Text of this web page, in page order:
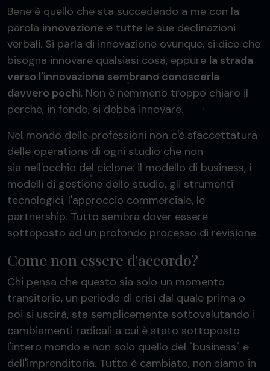
Bene è quello che sta succedendo a me con la
parola innovazione e tutte le sue declinazioni
verbali. Si parla di innovazione ovunque, si dice che
bisogna innovare qualsiasi cosa, eppure la strada
verso l'innovazione sembrano conoscerla
davvero pochi. Non è nemmeno troppo chiaro il
perché, in fondo, si debba innovare.
Nel mondo delle professioni non c'è sfaccettatura
delle operations di ogni studio che non
sia nell'occhio del ciclone: il modello di business, i
modelli di gestione dello studio, gli strumenti
tecnologici, l'approccio commerciale, le
partnership. Tutto sembra dover essere
sottoposto ad un profondo processo di revisione.
Come non essere d'accordo?
Chi pensa che questo sia solo un momento
transitorio, un periodo di crisi dal quale prima o
poi si uscirà, sta semplicemente sottovalutando i
cambiamenti radicali a cui è stato sottoposto
l'intero mondo e non solo quello del "business" e
dell'imprenditoria. Tutto è cambiato, non siamo in